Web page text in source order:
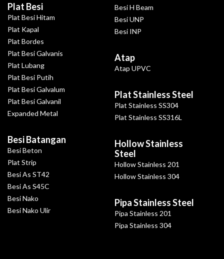
Plat Besi
Plat Besi Hitam
Plat Kapal
Plat Bordes
Plat Besi Galvanis
Plat Lubang
Plat Besi Putih
Plat Besi Galvalum
Plat Besi Galvanil
Expanded Metal
Besi Batangan
Besi Beton
Plat Strip
Besi As ST42
Besi As S45C
Besi Nako
Besi Nako Ulir
Besi H Beam
Besi UNP
Besi INP
Atap
Atap UPVC
Plat Stainless Steel
Plat Stainless SS304
Plat Stainless SS316L
Hollow Stainless
Steel
Hollow Stainless 201
Hollow Stainless 304
Pipa Stainless Steel
Pipa Stainless 201
Pipa Stainless 304